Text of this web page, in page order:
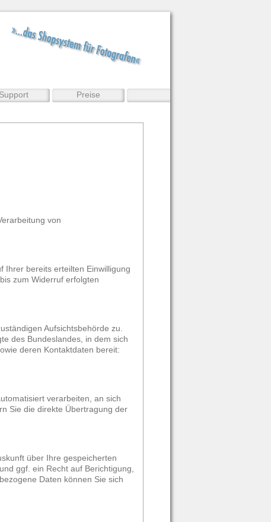
Support Preise
von
Ihrer bereits erteilten Einwilligung
zum Widerruf erfolgten
Aufsichtsbehörde zu.
des Bundeslandes, in dem sich
deren Kontaktdaten bereit:
verarbeiten, an sich
Sie die direkte Übertragung der
über Ihre gespeicherten
ggf. ein Recht auf Berichtigung,
Daten können Sie sich